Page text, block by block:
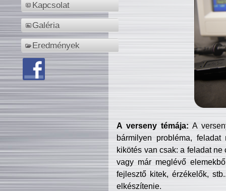
Kapcsolat
Galéria
Eredmények
A verseny témája: A
bármilyen probléma, feladat
kikötés van csak: a feladat
vagy már meglévő
fejlesztő kitek, érzékelők,
elkészítenie.